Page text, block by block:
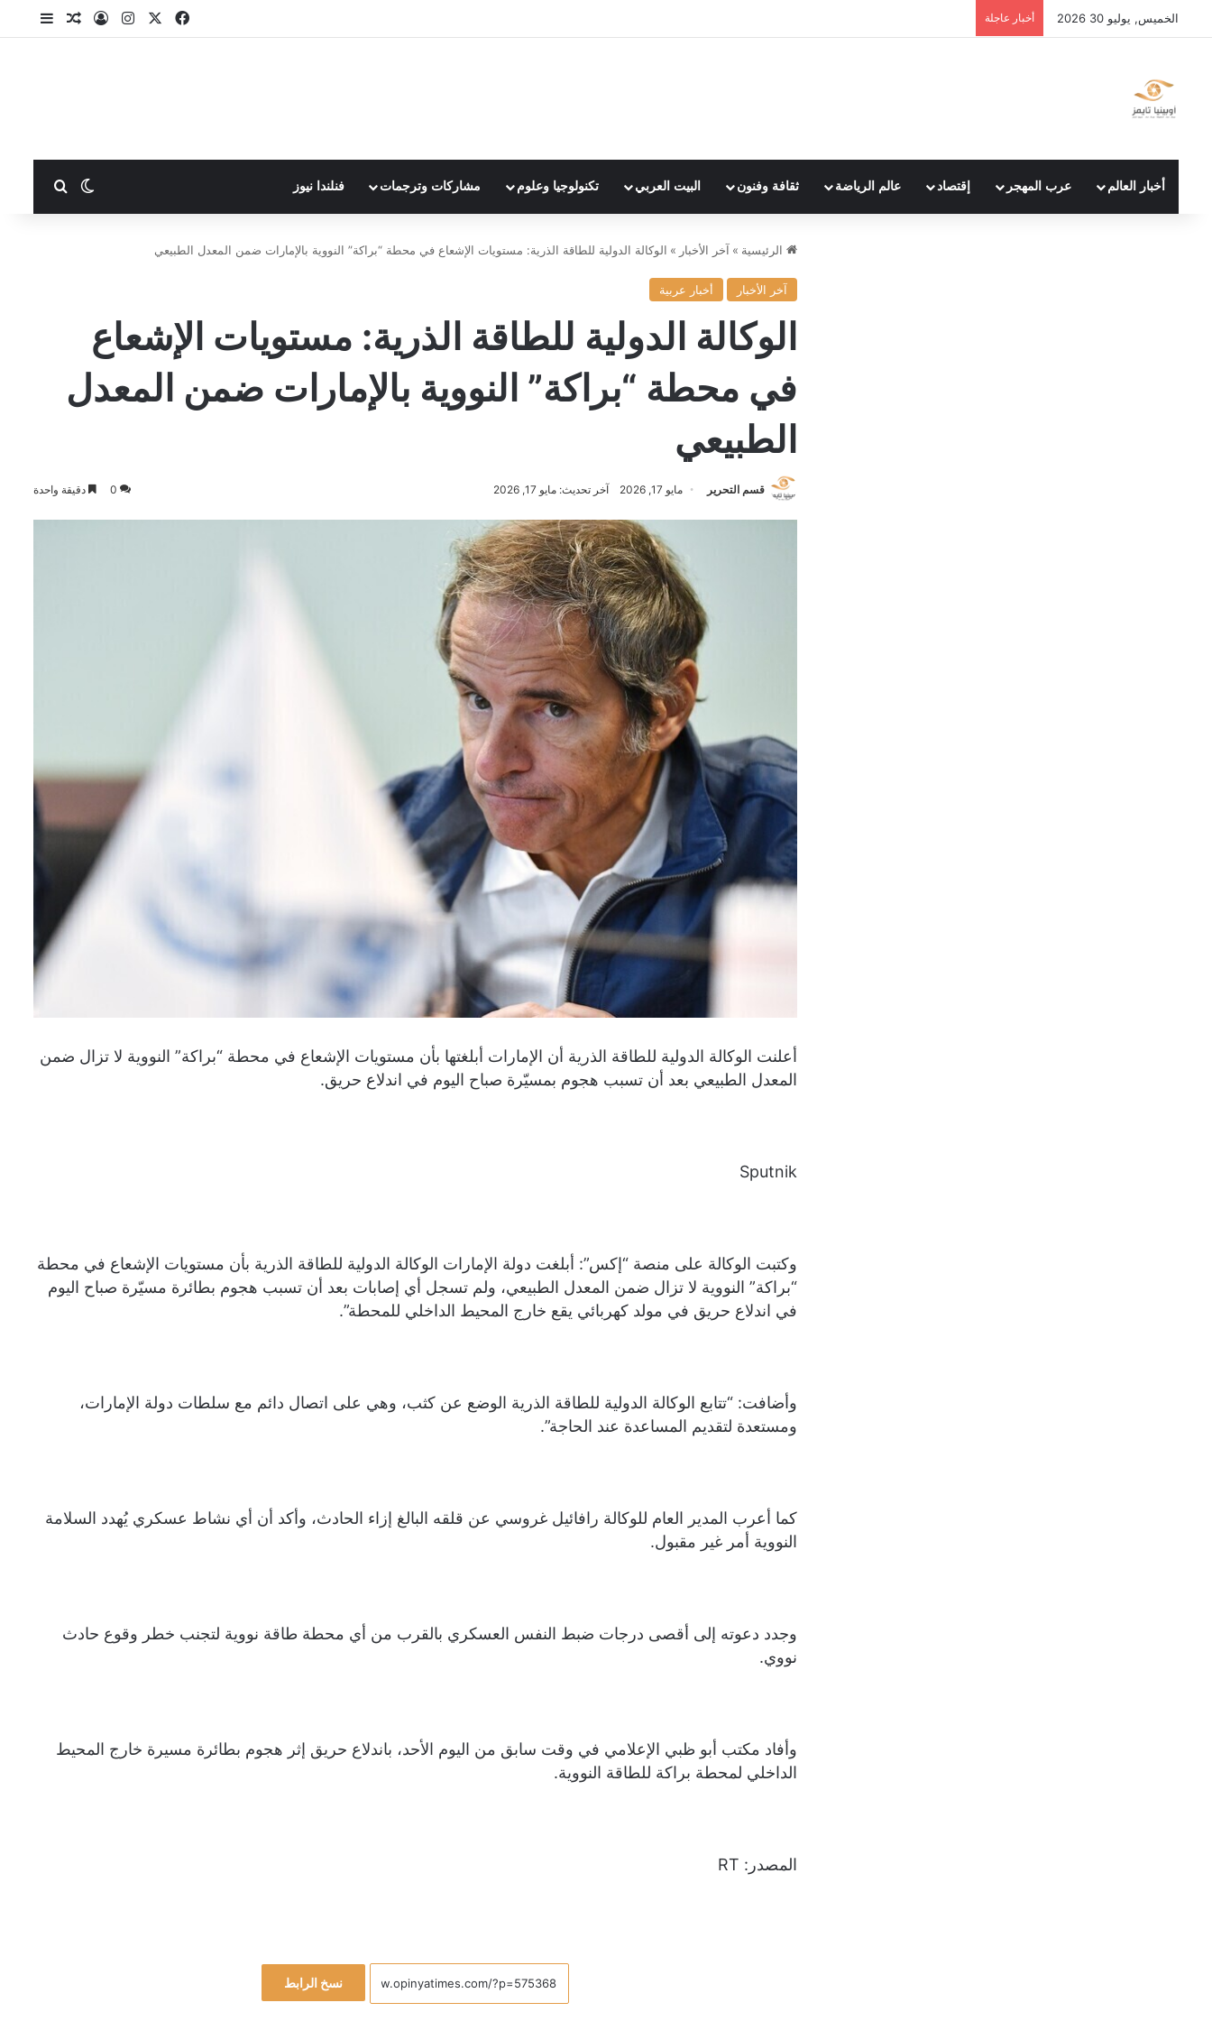
الخميس, يوليو 30 2026 أخبار عاجلة فيسبوك انستقرامتسجيل الدخول
مقالإضافة
أخبار العالم عرب المهجر إقتصاد عالم الرياضة ثقافة وفنون البيت العربي تكنولوجيا وعلوم مشاركات وترجمات فنلندا نيوز الوضعبحث عن
الرئيسية » آخر الأخبار » الوكالة الدولية للطاقة الذرية: مستويات الإشعاع في محطة “براكة” النووية بالإمارات ضمن المعدل الطبيعي
آخر الأخبار أخبار عربية
الوكالة الدولية للطاقة الذرية: مستويات الإشعاع
في محطة “براكة” النووية بالإمارات ضمن المعدل
الطبيعي
قسم التحرير مايو 17, 2026 آخر تحديث: مايو 17, 2026 0 دقيقة واحدة
أعلنت الوكالة الدولية للطاقة الذرية أن الإمارات ‌أبلغتها بأن مستويات الإشعاع في محطة “براكة” النووية لا تزال ضمن
المعدل الطبيعي بعد أن تسبب هجوم بمسيّرة صباح اليوم في اندلاع حريق.
Sputnik
وكتبت الوكالة على منصة “إكس”: أبلغت دولة الإمارات الوكالة الدولية للطاقة الذرية بأن مستويات الإشعاع في محطة
“براكة” النووية لا تزال ضمن المعدل الطبيعي، ولم تسجل أي إصابات بعد أن تسبب هجوم بطائرة مسيّرة صباح اليوم
في اندلاع حريق في مولد كهربائي يقع خارج المحيط الداخلي للمحطة”.
وأضافت: “تتابع الوكالة الدولية للطاقة الذرية الوضع عن كثب، وهي على اتصال دائم مع سلطات دولة الإمارات،
ومستعدة لتقديم المساعدة عند الحاجة”.
كما أعرب المدير العام للوكالة رافائيل غروسي عن قلقه البالغ إزاء الحادث، وأكد أن أي نشاط عسكري يُهدد السلامة
النووية أمر غير مقبول.
وجدد دعوته إلى أقصى درجات ضبط النفس العسكري بالقرب من أي محطة طاقة نووية لتجنب خطر وقوع حادث
نووي.
وأفاد مكتب ‏أبو ظبي الإعلامي في وقت سابق من اليوم الأحد، باندلاع حريق إثر هجوم بطائرة مسيرة خارج المحيط
الداخلي لمحطة براكة للطاقة النووية.
المصدر: RT
نسخ الرابط